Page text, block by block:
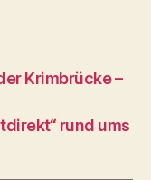
Krimbrücke –
rund ums